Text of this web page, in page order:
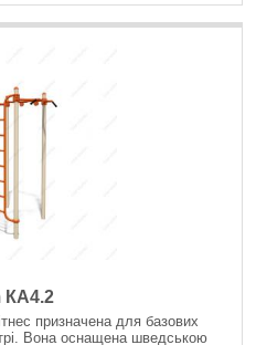
КА4.2
призначена для базових
Вона оснащена шведською